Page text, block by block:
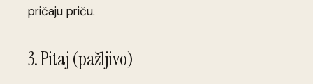
pričaju priču.
3. Pitaj (pažljivo)